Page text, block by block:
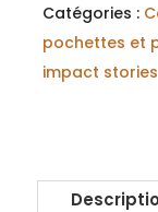
Catégories :
pochettes et
impact stories